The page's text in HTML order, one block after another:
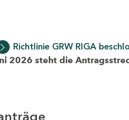
Richtlinie GRW RIGA
2026 steht die